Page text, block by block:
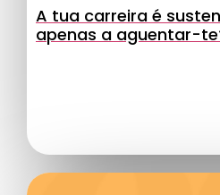
A tua carreira é
apenas a aguentar-